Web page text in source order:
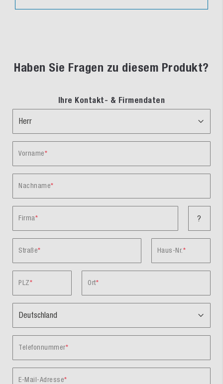
Haben Sie Fragen zu diesem Produkt?
Ihre Kontakt- & Firmendaten
Vorname
Nachname
Firma ?
Straße Haus-Nr.
PLZ Ort
Telefonnummer
E-Mail-Adresse